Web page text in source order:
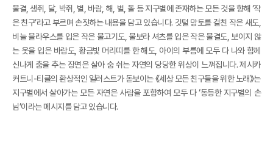
물결, 생쥐, 달, 박쥐, 별, 바람, 해, 벌, 돌 등 지구별에 존재하는 모든 것을 향해 ‘작
은 친구’라고 부르며 손짓하는 내용을 담고 있습니다. 깃털 망토를 걸친 작은 새도,
비늘 블라우스를 입은 작은 물고기도, 물보라 셔츠를 입은 작은 물결도, 보이지 않
는 옷을 입은 바람도, 황금빛 머리띠를 한 해도, 아이의 부름에 모두 다 나와 함께
신나게 춤을 추는 장면은 살아 숨 쉬는 자연의 당당한 위상이 느껴집니다. 제시카
커트니-티클의 환상적인 일러스트가 돋보이는 《세상 모든 친구들을 위한 노래》는
지구별에서 살아가는 모든 자연은 사람을 포함하여 모두 다 ‘동등한 지구별의 손
님’이라는 메시지를 담고 있습니다.